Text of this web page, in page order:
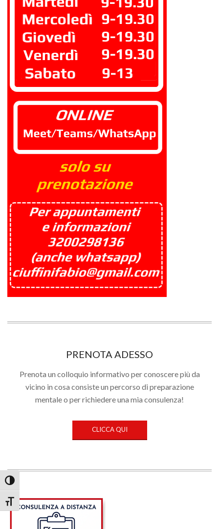
Attiva/disattiva alto contrasto
Attiva/disattiva dimensione testo
PRENOTA ADESSO
Prenota un colloquio informativo per conoscere più da
vicino in cosa consiste un percorso di preparazione
mentale o per richiedere una mia consulenza!
CLICCA QUI